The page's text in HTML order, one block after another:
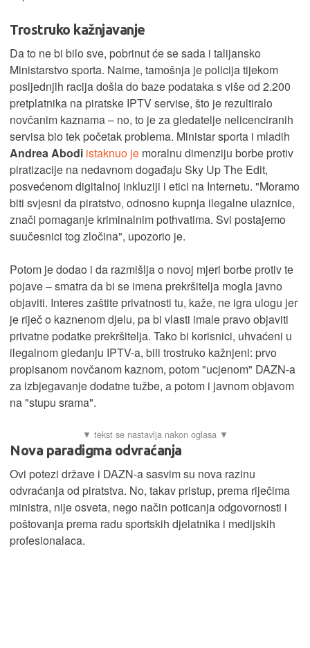
Trostruko kažnjavanje
Da to ne bi bilo sve, pobrinut će se sada i talijansko
Ministarstvo sporta. Naime, tamošnja je policija tijekom
posljednjih racija došla do baze podataka s više od 2.200
pretplatnika na piratske IPTV servise, što je rezultiralo
novčanim kaznama – no, to je za gledatelje nelicenciranih
servisa bio tek početak problema. Ministar sporta i mladih
Andrea Abodi istaknuo je moralnu dimenziju borbe protiv
piratizacije na nedavnom događaju Sky Up The Edit,
posvećenom digitalnoj inkluziji i etici na Internetu. "Moramo
biti svjesni da piratstvo, odnosno kupnja ilegalne ulaznice,
znači pomaganje kriminalnim pothvatima. Svi postajemo
suučesnici tog zločina", upozorio je.
Potom je dodao i da razmišlja o novoj mjeri borbe protiv te
pojave – smatra da bi se imena prekršitelja mogla javno
objaviti. Interes zaštite privatnosti tu, kaže, ne igra ulogu jer
je riječ o kaznenom djelu, pa bi vlasti imale pravo objaviti
privatne podatke prekršitelja. Tako bi korisnici, uhvaćeni u
ilegalnom gledanju IPTV-a, bili trostruko kažnjeni: prvo
propisanom novčanom kaznom, potom "ucjenom" DAZN-a
za izbjegavanje dodatne tužbe, a potom i javnom objavom
na "stupu srama".
Nova paradigma odvraćanja
Ovi potezi države i DAZN-a sasvim su nova razinu
odvraćanja od piratstva. No, takav pristup, prema riječima
ministra, nije osveta, nego način poticanja odgovornosti i
poštovanja prema radu sportskih djelatnika i medijskih
profesionalaca.